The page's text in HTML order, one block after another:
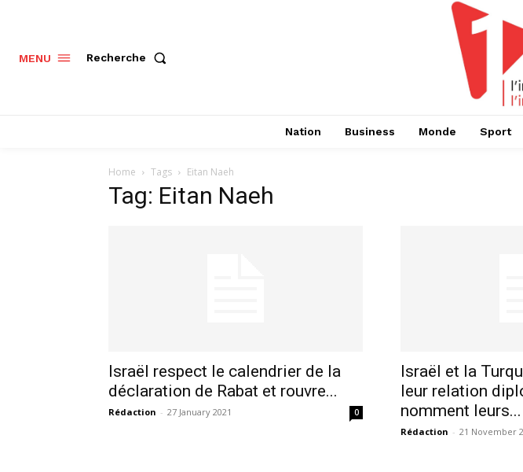
MENU Recherche
Nation Business Monde Sport
Home Tags Eitan Naeh
Tag: Eitan Naeh
Israël respect le calendrier de la
déclaration de Rabat et rouvre...
Rédaction - 27 January 2021 0
Israël et la
leur relation
nomment leurs...
Rédaction - 21 November